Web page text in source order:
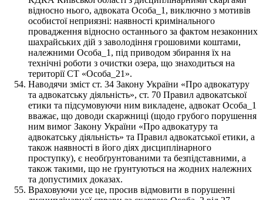
відносно нього, адвоката Особа_1, виключно з мотивів
особистої неприязні: наявності кримінального
провадження відносно останнього за фактом незаконних
шахрайських дій з заволодіння грошовими коштами,
належними Особа_1, під приводом збирання їх на
технічні роботи з очистки озера, що знаходиться на
території СТ «Особа_21».
Наводячи зміст ст. 34 Закону України «Про адвокатуру
та адвокатську діяльність», ст. 70 Правил адвокатської
етики та підсумовуючи ним викладене, адвокат Особа_1
вважає, що доводи скаржниці (щодо грубого порушення
ним вимог Закону України «Про адвокатуру та
адвокатську діяльність» та Правил адвокатської етики, а
також наявності в його діях дисциплінарного
проступку), є необґрунтованими та безпідставними, а
також такими, що не ґрунтуються на жодних належних
та допустимих доказах.
Враховуючи усе це, просив відмовити в порушенні